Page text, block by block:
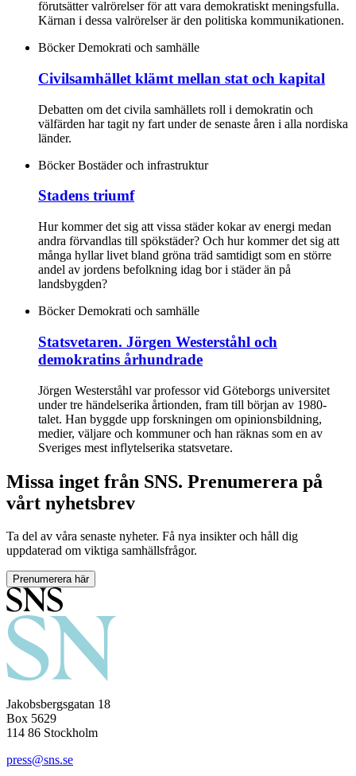
förutsätter valrörelser för att vara demokratiskt meningsfulla.
Kärnan i dessa valrörelser är den politiska kommunikationen.
Böcker Demokrati och samhälle
Civilsamhället klämt mellan stat och kapital
Debatten om det civila samhällets roll i demokratin och
välfärden har tagit ny fart under de senaste åren i alla nordiska
länder.
Böcker Bostäder och infrastruktur
Stadens triumf
Hur kommer det sig att vissa städer kokar av energi medan
andra förvandlas till spökstäder? Och hur kommer det sig att
många hyllar livet bland gröna träd samtidigt som en större
andel av jordens befolkning idag bor i städer än på
landsbygden?
Böcker Demokrati och samhälle
Statsvetaren. Jörgen Westerståhl och
demokratins århundrade
Jörgen Westerståhl var professor vid Göteborgs universitet
under tre händelserika årtionden, fram till början av 1980-
talet. Han byggde upp forskningen om opinionsbildning,
medier, väljare och kommuner och han räknas som en av
Sveriges mest inflytelserika statsvetare.
Missa inget från SNS. Prenumerera på
vårt nyhetsbrev
Ta del av våra senaste nyheter. Få nya insikter och håll dig
uppdaterad om viktiga samhällsfrågor.
Prenumerera här
Jakobsbergsgatan 18
Box 5629
114 86 Stockholm
press@sns.se